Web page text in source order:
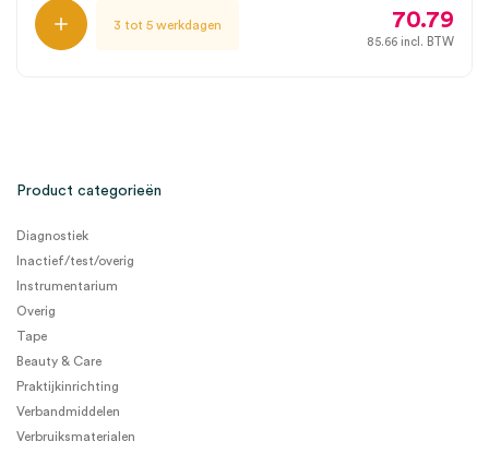
3 tot 5 werkdagen 70.79
85.66 incl. BTW
Product categorieën
Diagnostiek
Inactief/test/overig
Instrumentarium
Overig
Tape
Beauty & Care
Praktijkinrichting
Verbandmiddelen
Verbruiksmaterialen